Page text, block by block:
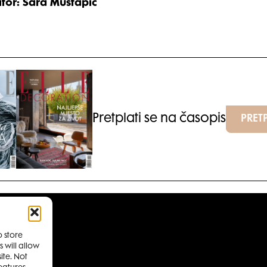
store
will allow
Not
Sara Mustapić
Pretplati se na časopis
MAGAZINA ELLE